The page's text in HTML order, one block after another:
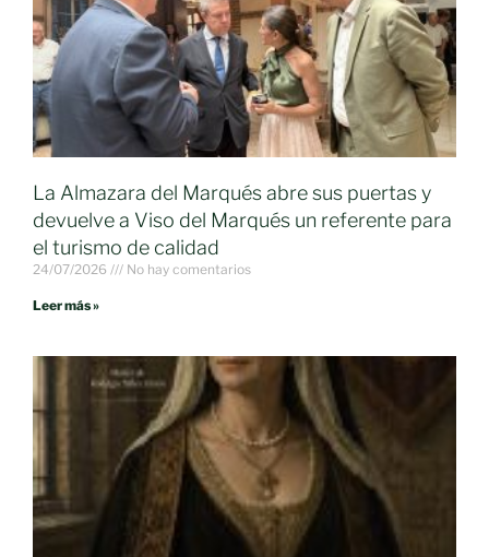
La Almazara del Marqués abre sus puertas y
devuelve a Viso del Marqués un referente para
el turismo de calidad
24/07/2026 No hay comentarios
Leer más »